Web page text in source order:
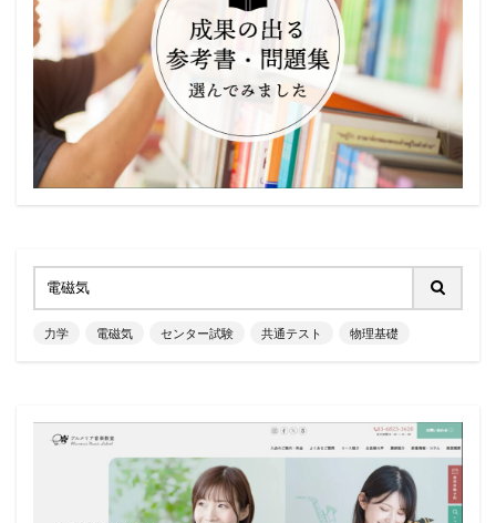
力学 電磁気 センター試験 共通テスト 物理基礎